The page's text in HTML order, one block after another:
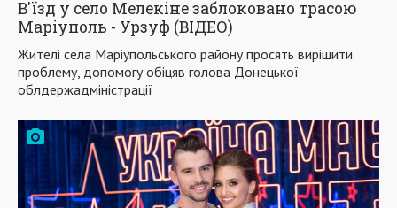
В'їзд у село Мелекіне заблоковано трасою
Маріуполь - Урзуф (ВІДЕО)
Жителі села Маріупольського району просять вирішити
проблему, допомогу обіцяв голова Донецької
облдержадміністрації